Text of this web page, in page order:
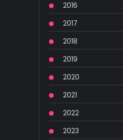
2016
2017
2018
2019
2020
2021
2022
2023